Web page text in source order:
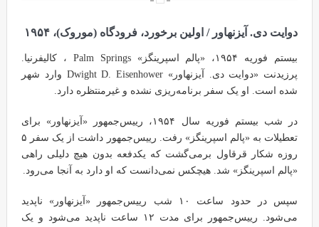
دوایت دی. آیزنهاور / اولین برخورد، فرودگاه (موروک)، ۱۹۵۴
بیستم فوریه ۱۹۵۴، «پالم اسپرینگز» Palm Springs ، کالیفرنیا.
پرزیدنت «دوایت دی. آیزنهاور» Dwight D. Eisenhower وارد شهر
شده است. او یک سفر برنامه‌ریزی نشده و غیرمنتظره دارد.
در شب بیستم فوریه سال ۱۹۵۴، رییس‌جمهور «آیزنهاور» برای
تعطیلات به «پالم اسپرینگز» رفت. رییس‌جمهور داشت از یک سفر ۵
روزه شکار قرقاول برمی‌گشت که یکدفعه بدون هیچ دلیلی راهی
«پالم اسپرینگز» شد. هیچکس نمی‌دانست که او دارد به آنجا می‌رود.
سپس در حدود ساعت ۱۰ شب رییس‌جمهور «آیزنهاور» ناپدید
می‌شود. رییس‌جمهور برای مدت ۱۲ ساعت ناپدید می‌شود و یک